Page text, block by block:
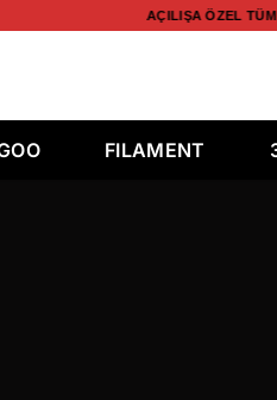
AÇILIŞA ÖZEL TÜM
FILAMENT